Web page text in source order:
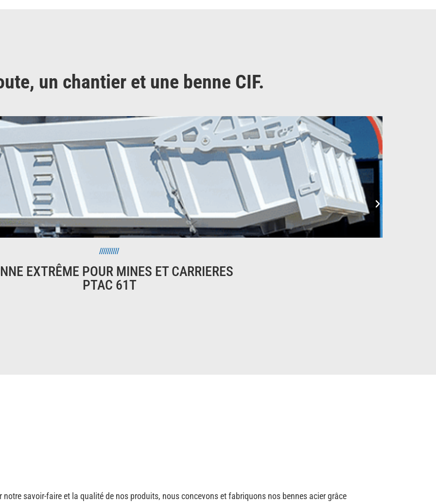
un chantier et une benne CIF.
//////////
EXTRÊME POUR MINES ET CARRIERES
PTAC 61T
savoir-faire et la qualité de nos produits, nous concevons et fabriquons nos bennes acier grâce